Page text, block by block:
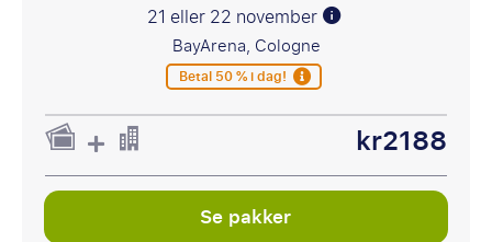
21 eller 22 november
BayArena, Cologne
Betal 50 % i dag!
kr2188
Se pakker